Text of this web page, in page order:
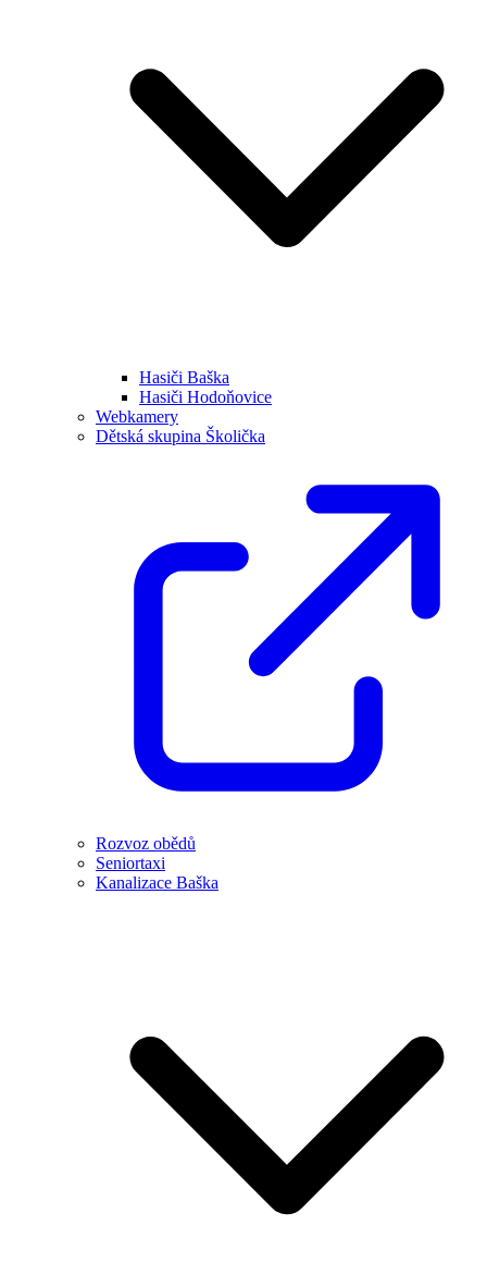
Hasiči Baška
Hasiči Hodoňovice
Webkamery
Dětská skupina Školička
Rozvoz obědů
Seniortaxi
Kanalizace Baška